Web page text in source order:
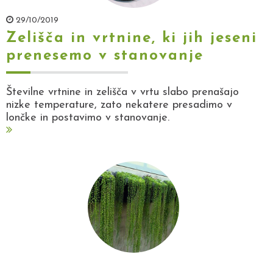
29/10/2019
Zelišča in vrtnine, ki jih jeseni
prenesemo v stanovanje
Številne vrtnine in zelišča v vrtu slabo prenašajo
nizke temperature, zato nekatere presadimo v
lončke in postavimo v stanovanje.